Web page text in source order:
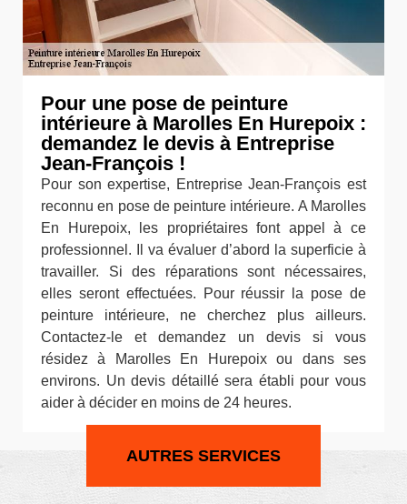
Pour une pose de peinture
intérieure à Marolles En Hurepoix :
demandez le devis à Entreprise
Jean-François !
Pour son expertise, Entreprise Jean-François est
reconnu en pose de peinture intérieure. A Marolles
En Hurepoix, les propriétaires font appel à ce
professionnel. Il va évaluer d’abord la superficie à
travailler. Si des réparations sont nécessaires,
elles seront effectuées. Pour réussir la pose de
peinture intérieure, ne cherchez plus ailleurs.
Contactez-le et demandez un devis si vous
résidez à Marolles En Hurepoix ou dans ses
environs. Un devis détaillé sera établi pour vous
aider à décider en moins de 24 heures.
AUTRES SERVICES